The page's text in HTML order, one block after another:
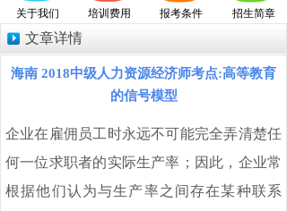
关于我们 报考条件 招生简章
培训费用
文章详情
海南 2018中级人力资源经济师考点:高等教育
的信号模型
企业在雇佣员工时永远不可能完全弄清楚任
何一位求职者的实际生产率；因此，企业常
根据他们认为与生产率之间存在某种联系